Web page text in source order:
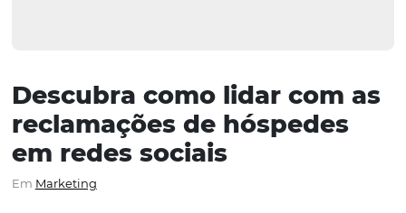
Descubra como lidar